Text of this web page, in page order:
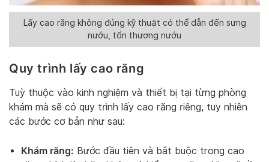
Lấy cao răng không đúng kỹ thuật có thể dẫn đến sưng
nướu, tổn thương nướu
Quy trình lấy cao răng
Tuỳ thuộc vào kinh nghiệm và thiết bị tại từng phòng
khám mà sẽ có quy trình lấy cao răng riêng, tuy nhiên
các bước cơ bản như sau:
Khám răng: Bước đầu tiên và bắt buộc trong cao